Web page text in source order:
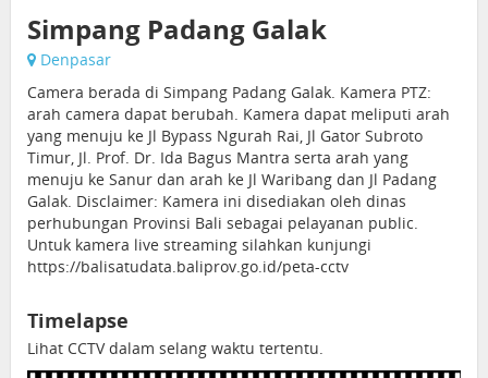
Simpang Padang Galak
Denpasar
Camera berada di Simpang Padang Galak. Kamera PTZ:
arah camera dapat berubah. Kamera dapat meliputi arah
yang menuju ke Jl Bypass Ngurah Rai, Jl Gator Subroto
Timur, Jl. Prof. Dr. Ida Bagus Mantra serta arah yang
menuju ke Sanur dan arah ke Jl Waribang dan Jl Padang
Galak. Disclaimer: Kamera ini disediakan oleh dinas
perhubungan Provinsi Bali sebagai pelayanan public.
Untuk kamera live streaming silahkan kunjungi
https://balisatudata.baliprov.go.id/peta-cctv
Timelapse
Lihat CCTV dalam selang waktu tertentu.